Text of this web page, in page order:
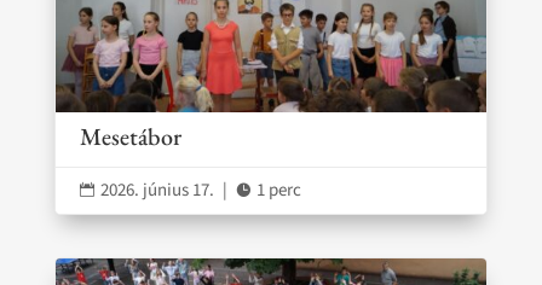
Mesetábor
 2026. június 17. |  1 perc